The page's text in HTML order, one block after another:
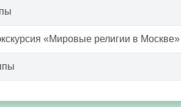
«Мировые религии в Москве»